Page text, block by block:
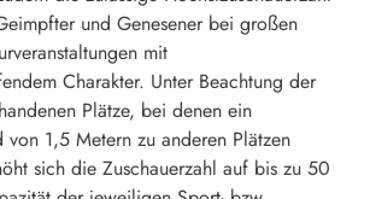
und Genesener bei großen
mit
Charakter. Unter Beachtung der
Plätze, bei denen ein
von 1,5 Metern zu anderen Plätzen
sich die Zuschauerzahl auf bis zu 50